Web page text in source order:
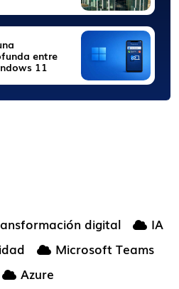
entre
11
digital
IA
Microsoft Teams
Azure